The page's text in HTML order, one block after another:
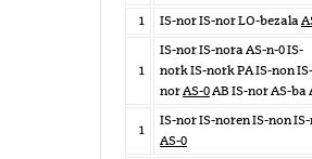
1
IS-nor IS-nor LO-bezala
1
IS-nor IS-nora AS-n-0 IS-
nork IS-nork PA IS-non IS-
norAS-0AB IS-nor AS-ba
1
IS-nor IS-noren IS-non
AS-0